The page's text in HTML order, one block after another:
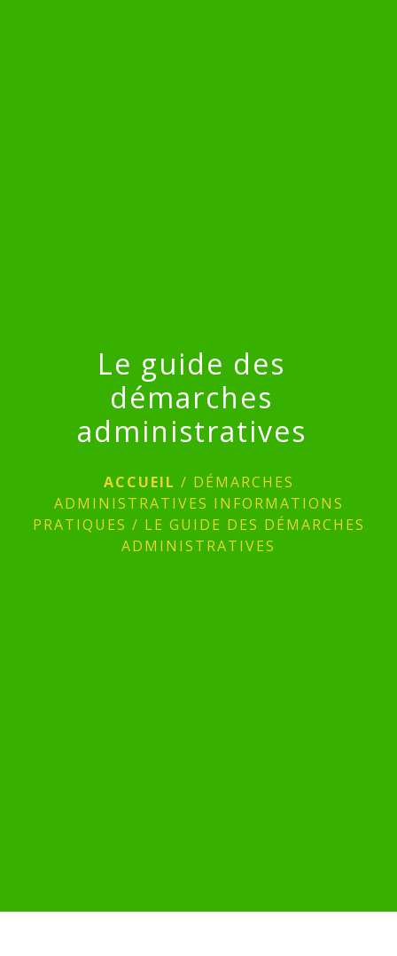
Le guide des
démarches
administratives
ACCUEIL / DÉMARCHES
ADMINISTRATIVES INFORMATIONS
PRATIQUES / LE GUIDE DES DÉMARCHES
ADMINISTRATIVES